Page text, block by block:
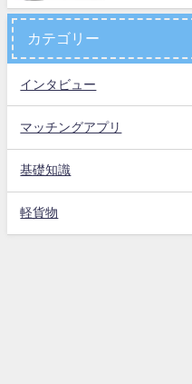
カテゴリー
インタビュー
マッチングアプリ
基礎知識
軽貨物